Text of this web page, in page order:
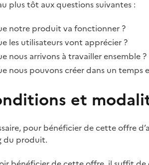
plus tôt aux questions suivantes :
notre produit va fonctionner ?
les utilisateurs vont apprécier ?
nous arrivons à travailler ensemble ?
nous pouvons créer dans un temps
et
pour bénéficier de cette offre
du produit.